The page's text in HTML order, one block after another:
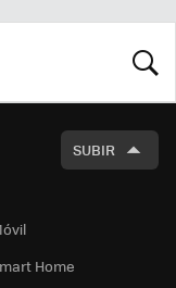
SUBIR
Home